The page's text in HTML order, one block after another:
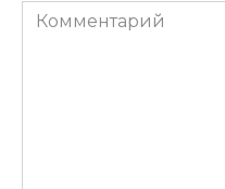
Комментарий